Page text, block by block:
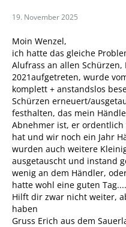
19. November 2025
Moin Wenzel,
ich hatte das gleiche
Alufrass an allen Schürzen,
2021aufgetreten, wurde
komplett + anstandslos
Schürzen erneuert/
festhalten, das mein
Abnehmer ist, er
hat und wir noch ein Jahr
wurden auch weitere
ausgetauscht und instand
wenig an dem Händler,
hatte wohl eine guten
Hilft dir zwar nicht weiter,
haben
Gruss Erich aus dem